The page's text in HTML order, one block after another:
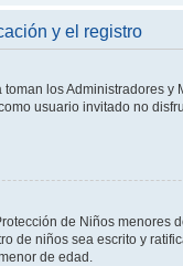
y el registro
los Administradores
usuario invitado no
de Niños
de niños sea escrito y
de edad.